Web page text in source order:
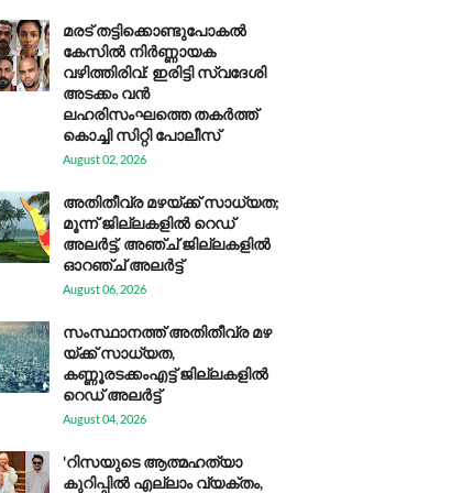
മരട് തട്ടിക്കൊണ്ടുപോകൽ
കേസിൽ നിർണ്ണായക
വഴിത്തിരിവ്: ഇരിട്ടി സ്വദേശി
അടക്കം വൻ
ലഹരിസംഘത്തെ തകർത്ത്
കൊച്ചി സിറ്റി പോലീസ്
August 02, 2026
അതിതീവ്ര മഴയ്ക്ക് സാധ്യത;
മൂന്ന് ജില്ലകളിൽ റെഡ്
അലർട്ട്, അഞ്ച് ജില്ലകളിൽ
ഓറഞ്ച് അലർട്ട്
August 06, 2026
സം​സ്ഥാ​ന​ത്ത് അ​തി​തീ​വ്ര മ​ഴ​
യ്ക്ക് സാ​ധ്യ​ത,
കണ്ണൂരടക്കംഎ​ട്ട് ജി​ല്ല​ക​ളി​ൽ
റെ​ഡ് അ​ലർ​ട്ട്
August 04, 2026
'റിസയുടെ ആത്മഹത്യാ
കുറിപ്പിൽ എല്ലാം വ്യക്തം,